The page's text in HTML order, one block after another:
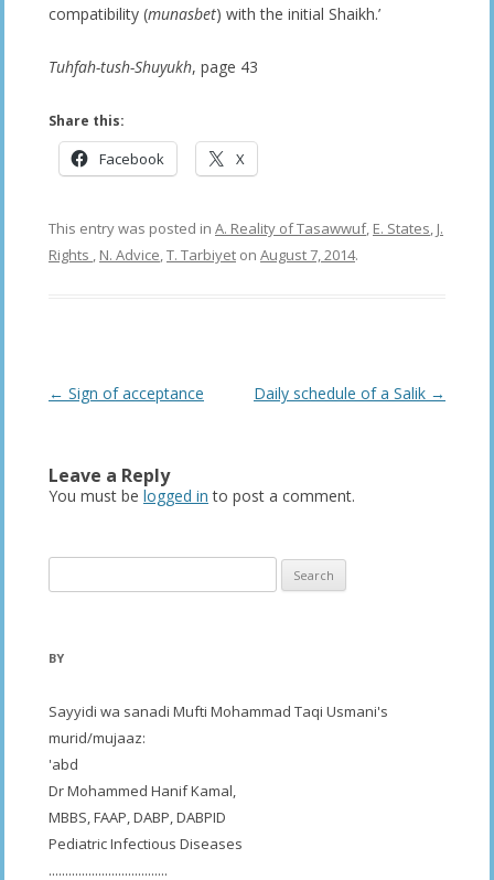
compatibility (munasbet) with the initial Shaikh.’
Tuhfah-tush-Shuyukh, page 43
Share this:
Facebook X
This entry was posted in A. Reality of Tasawwuf, E. States, J.
Rights , N. Advice,T. Tarbiyet on August 7, 2014.
Post
← Sign of acceptance Daily schedule of a Salik →
Leave a Reply
You must be logged in to post a comment.
for:
BY
Sayyidi wa sanadi Mufti Mohammad Taqi Usmani's
murid/mujaaz:
'abd
Dr Mohammed Hanif Kamal,
MBBS, FAAP, DABP, DABPID
Pediatric Infectious Diseases
....................................